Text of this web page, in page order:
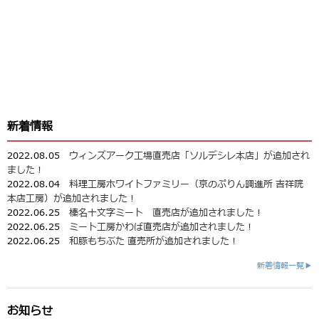
新着情報
2022.08.05 ウィンズアーク工場直売店「ソルデシレ本店」が追加され
ました！
2022.08.04 料理工房ホワイトファミリー（京のぷりん調進所 吉祥院
本店工房）が追加されました！
2022.06.25 榛名十文字ミート 直売店が追加されました！
2022.06.25 ミート工房かわば直売店が追加されました！
2022.06.25 和豚もちぶた 直売所が追加されました！
新着情報一覧▶
お知らせ